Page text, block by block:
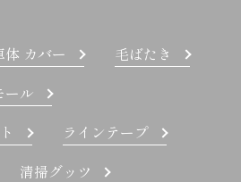
体 カバー
毛ばたき
ール
ラインテープ
清掃グッツ